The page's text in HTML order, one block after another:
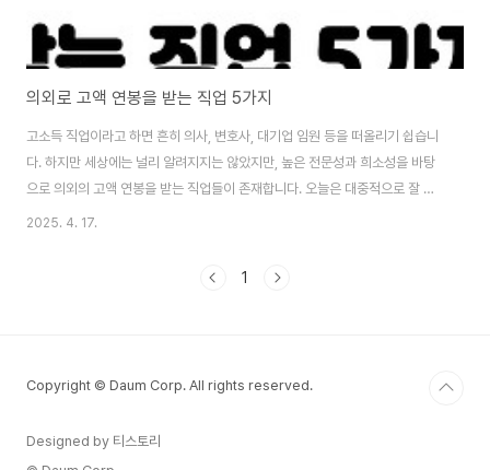
의외로 고액 연봉을 받는 직업 5가지
고소득 직업이라고 하면 흔히 의사, 변호사, 대기업 임원 등을 떠올리기 쉽습니
다. 하지만 세상에는 널리 알려지지는 않았지만, 높은 전문성과 희소성을 바탕
으로 의외의 고액 연봉을 받는 직업들이 존재합니다. 오늘은 대중적으로 잘 알
려지지 않았지만 실제로 높은 소득을 자랑하는 직업 5가지를 소개합니다. 1. 도
하는 전문가입니다. 엄청난 무게와 크기의 선박을 좁은 항구에 정확히 입항시
2025. 4. 17.
1
Copyright © Daum Corp. All rights reserved.
Designed by 티스토리